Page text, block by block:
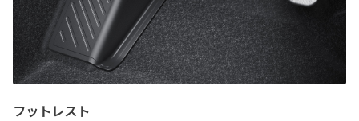
フットレスト